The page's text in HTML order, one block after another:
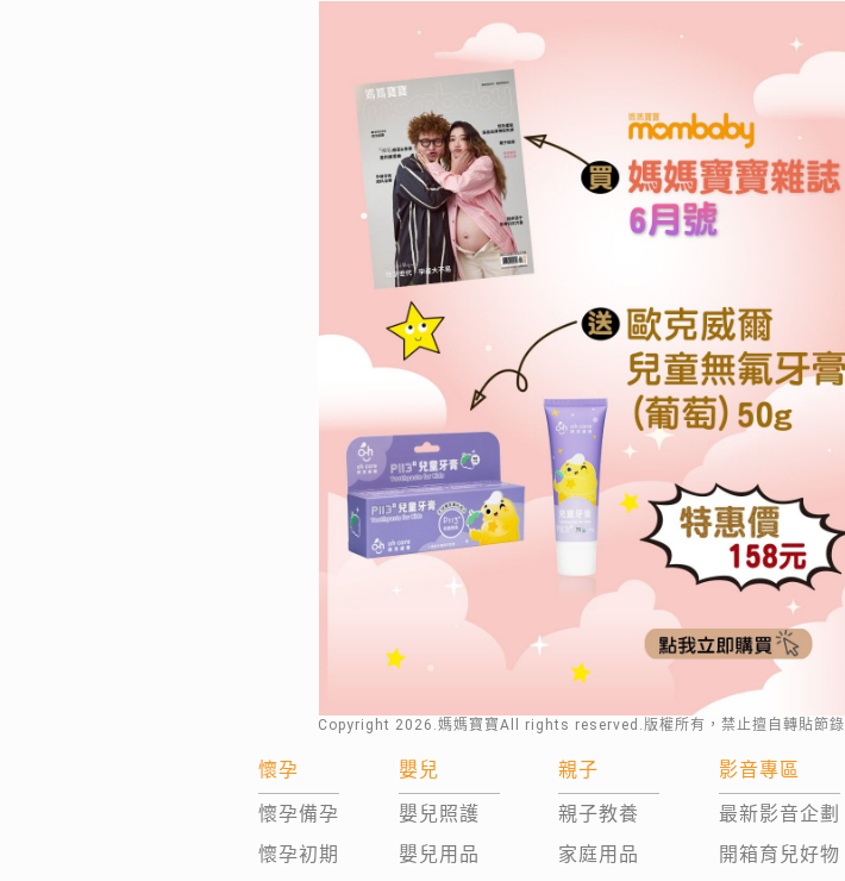
Copyright 2026 .媽媽寶寶All rights reserved.版權所有，禁止擅自轉貼節錄
懷孕
懷孕備孕
懷孕初期
嬰兒
嬰兒照護
嬰兒用品
親子
親子教養
家庭用品
影音專區
最新影音企劃
開箱育兒好物